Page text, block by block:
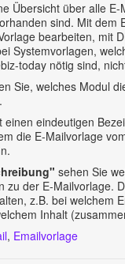
Übersicht über alle
sind. Mit dem
bearbeiten, mit
Systemvorlagen,
today nötig sind,
Sie, welches Modul
einen eindeutigen
die E-Mailvorlage
sehen Sie
zu der E-Mailvorlage.
z.B. bei welchem
Inhalt
, Emailvorlage